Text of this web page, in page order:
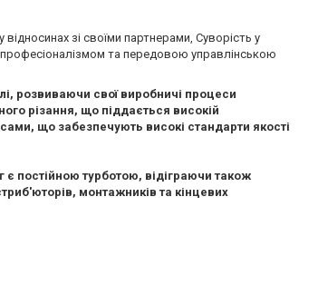
зі своїми партнерами, Суворість у
професіоналізмом та передовою управлінською
розвиваючи свої виробничі процеси
різання, що піддається високій
що забезпечують високі стандарти якості
є постійною турботою, відіграючи також
монтажників та кінцевих